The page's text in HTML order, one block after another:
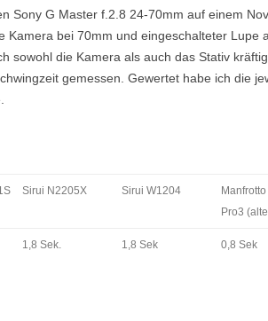
Sony G Master f.2.8 24-70mm auf einem
Kamera bei 70mm und eingeschalteter Lupe
sowohl die Kamera als auch das Stativ kräftig
gemessen. Gewertet habe ich die
Sirui N2205X Sirui W1204
Pro3
1,8 Sek. 1,8 Sek 0,8 Sek